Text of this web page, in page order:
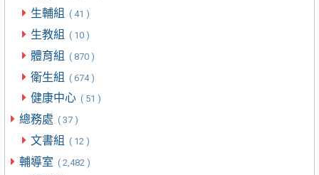
生輔組 ( 41 )
生教組 ( 10 )
體育組 ( 870 )
衛生組 ( 674 )
健康中心 ( 51 )
總務處 ( 37 )
文書組 ( 12 )
輔導室 ( 2,482 )